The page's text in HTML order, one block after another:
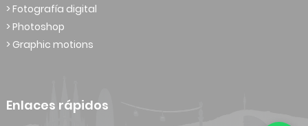
> Fotografía digital
> Photoshop
> Graphic motions
Enlaces rápidos